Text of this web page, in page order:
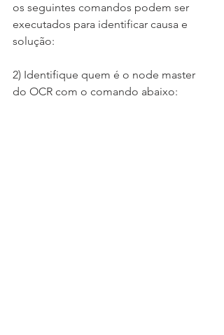
os seguintes comandos podem ser
executados para identificar causa e
solução:
2) Identifique quem é o node master
do OCR com o comando abaixo: